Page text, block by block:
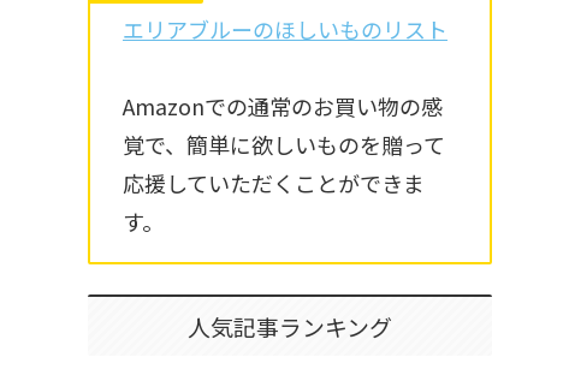
エリアブルーのほしいものリスト
Amazonでの通常のお買い物の感
覚で、簡単に欲しいものを贈って
応援していただくことができま
す。
人気記事ランキング